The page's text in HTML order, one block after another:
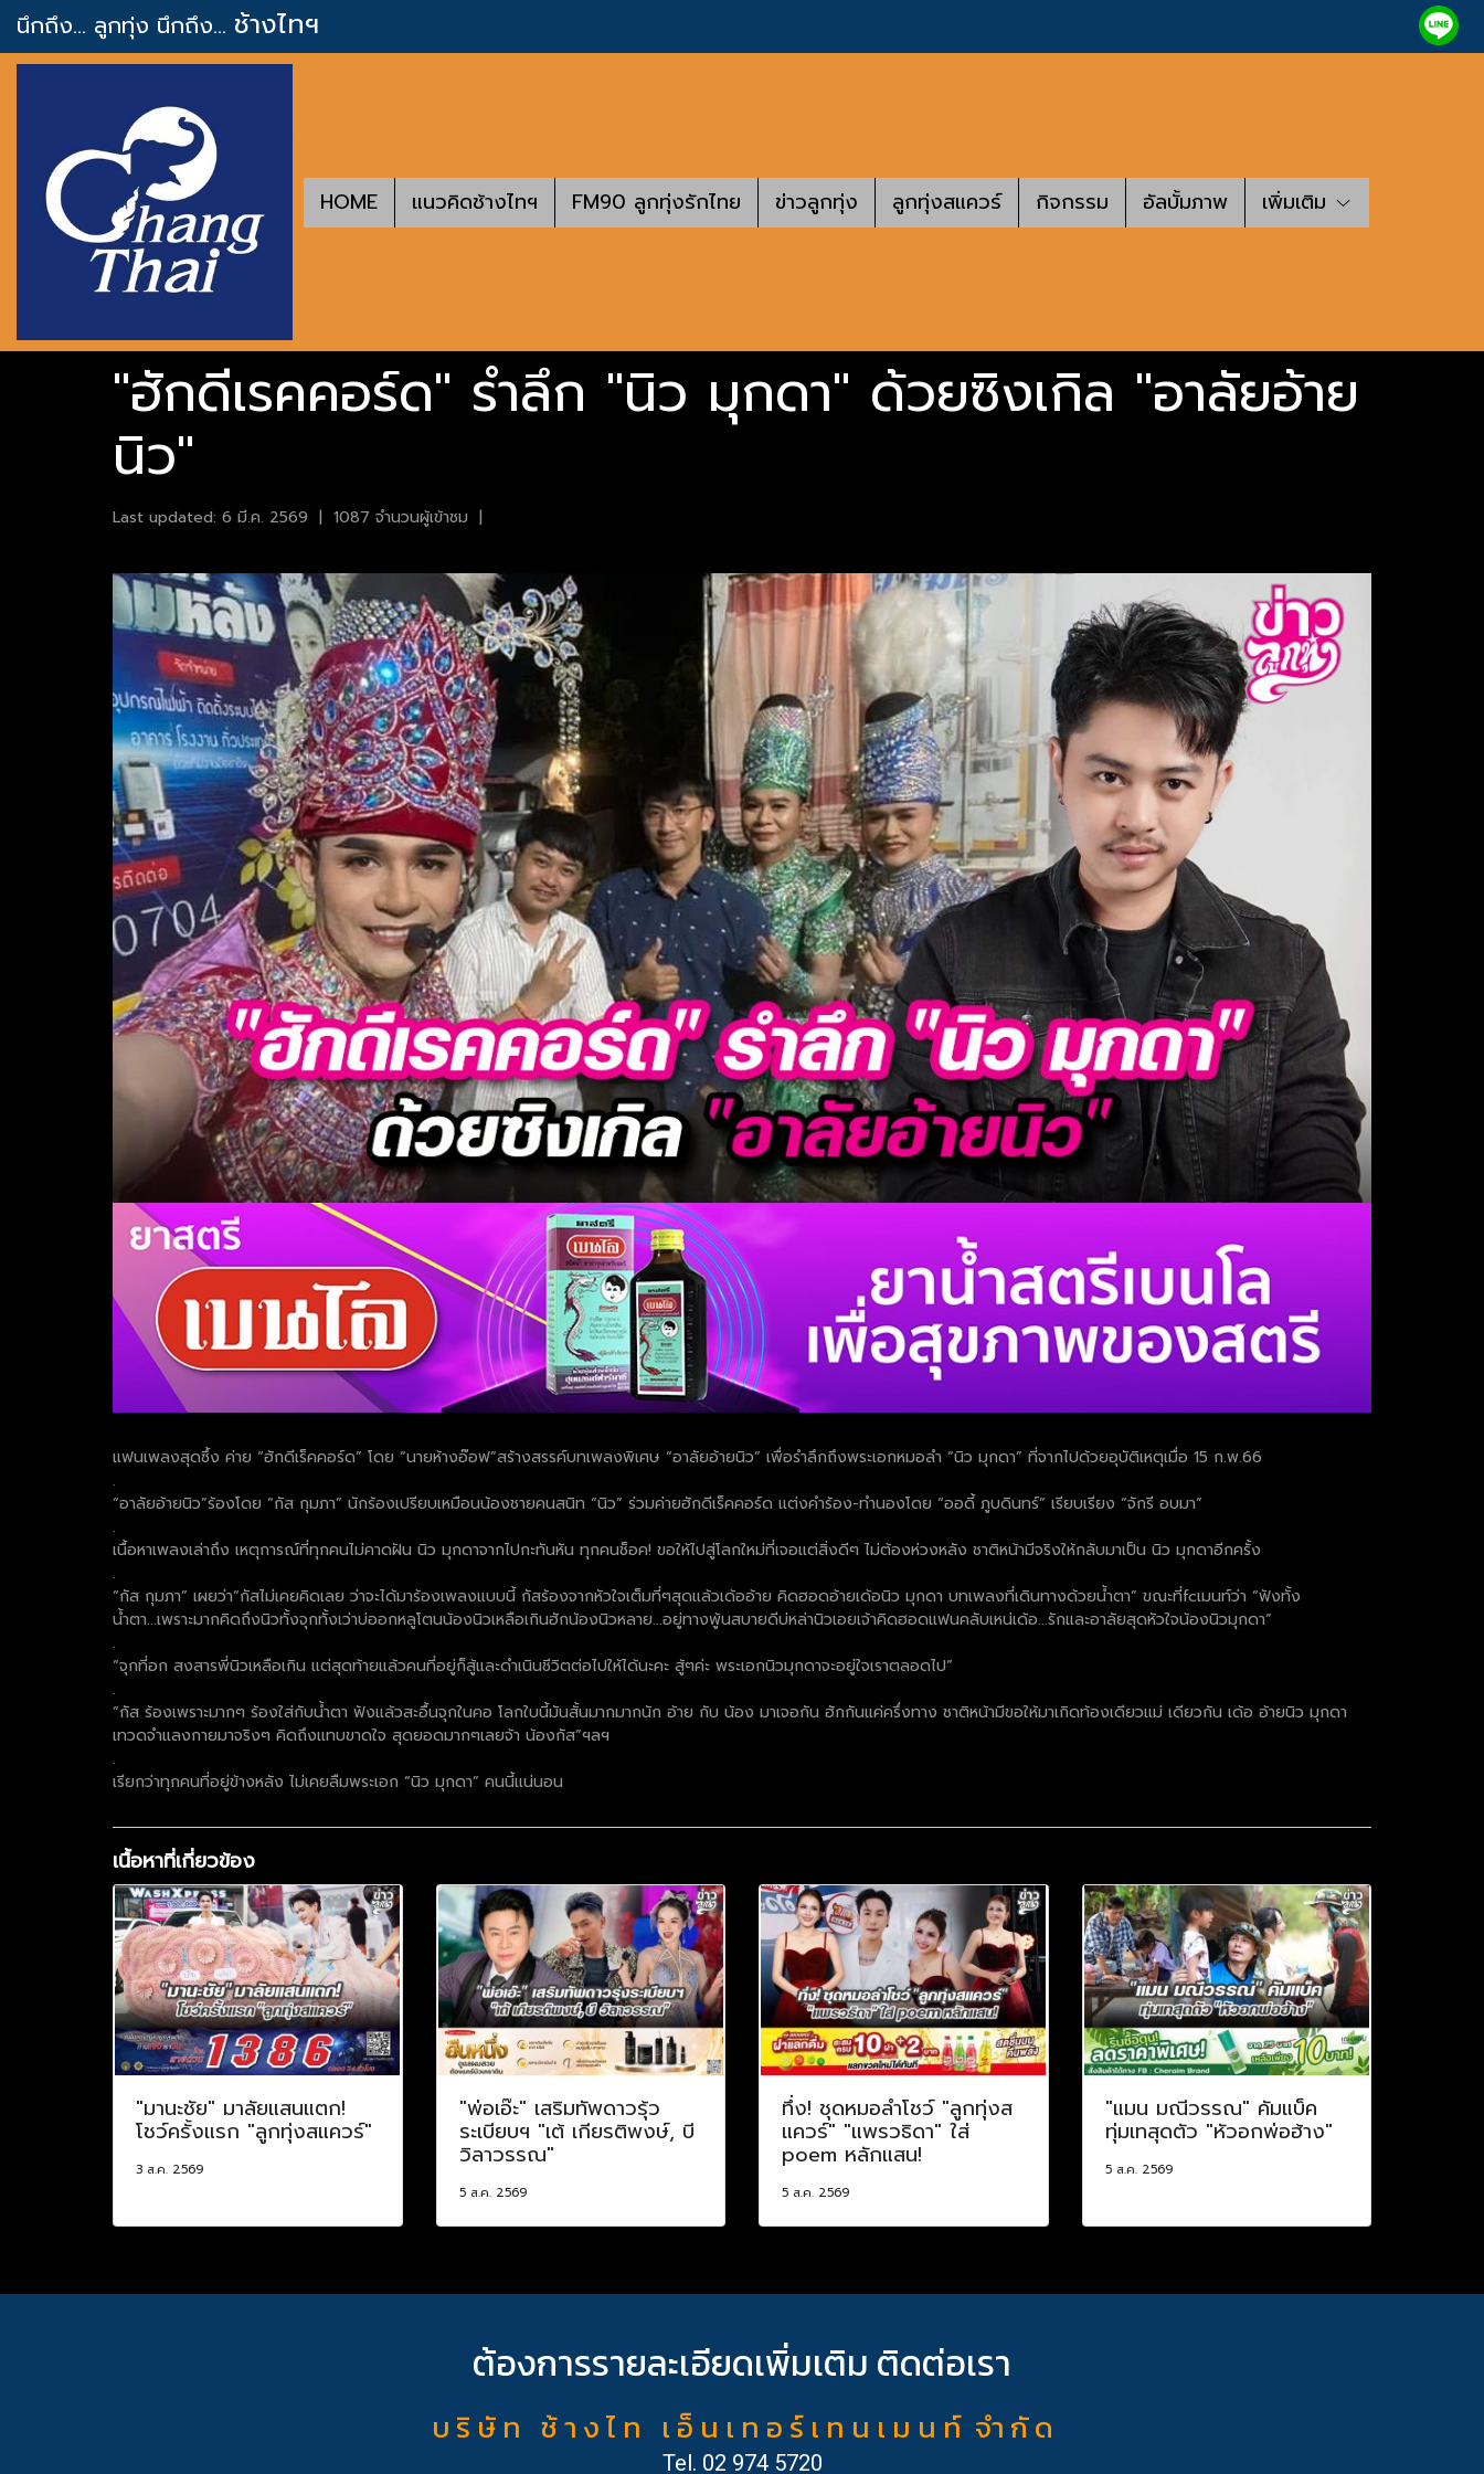
นึกถึง... ลูกทุ่ง นึกถึง... ช้างไทฯ
HOME แนวคิดช้างไทฯ FM90 ลูกทุ่งรักไทย ข่าวลูกทุ่ง ลูกทุ่งสแควร์ กิจกรรม อัลบั้มภาพ เพิ่มเติม
"ฮักดีเรคคอร์ด" รำลึก "นิว มุกดา" ด้วยซิงเกิล "อาลัยอ้าย
นิว"
Last updated: 6 มี.ค. 2569 | 1087 จำนวนผู้เข้าชม |
แฟนเพลงสุดซึ้ง ค่าย “ฮักดีเร็คคอร์ด” โดย “นายห้างอ๊อฟ”สร้างสรรค์บทเพลงพิเศษ “อาลัยอ้ายนิว” เพื่อรำลึกถึงพระเอกหมอลำ “นิว มุกดา” ที่จากไปด้วยอุบัติเหตุเมื่อ 15 ก.พ.66
.
“อาลัยอ้ายนิว”ร้องโดย “กัส กุมภา” นักร้องเปรียบเหมือนน้องชายคนสนิท “นิว” ร่วมค่ายฮักดีเร็คคอร์ด แต่งคำร้อง-ทำนองโดย “ออดี้ ภูบดินทร์” เรียบเรียง “จักรี อบมา”
.
เนื้อหาเพลงเล่าถึง เหตุการณ์ที่ทุกคนไม่คาดฝัน นิว มุกดาจากไปกะทันหัน ทุกคนช็อค! ขอให้ไปสู่โลกใหม่ที่เจอแต่สิ่งดีๆ ไม่ต้องห่วงหลัง ชาติหน้ามีจริงให้กลับมาเป็น นิว มุกดาอีกครั้ง
.
“กัส กุมภา” เผยว่า“กัสไม่เคยคิดเลย ว่าจะได้มาร้องเพลงแบบนี้ กัสร้องจากหัวใจเต็มที่ๆสุดแล้วเด้ออ้าย คิดฮอดอ้ายเด้อนิว มุกดา บทเพลงที่เดินทางด้วยน้ำตา” ขณะที่fcเมนท์ว่า “ฟังทั้ง
น้ำตา...เพราะมากคิดถึงนิวทั้งจุกทั้งเว่าบ่ออกหลูโตนน้องนิวเหลือเกินฮักน้องนิวหลาย...อยู่ทางพู้นสบายดีบ่หล่านิวเอยเจ้าคิดฮอดแฟนคลับเหน่เด้อ...รักและอาลัยสุดหัวใจน้องนิวมุกดา”
.
“จุกที่อก สงสารพี่นิวเหลือเกิน แต่สุดท้ายแล้วคนที่อยู่ก็สู้และดำเนินชีวิตต่อไปให้ได้นะคะ สู้ๆค่ะ พระเอกนิวมุกดาจะอยู่ใจเราตลอดไป”
.
“กัส ร้องเพราะมากๆ ร้องใส่กับน้ำตา ฟังแล้วสะอื้นจุกในคอ โลกใบนี้มันสั้นมากมากนัก อ้าย กับ น้อง มาเจอกัน ฮักกันแค่ครึ่งทาง ชาติหน้ามีขอให้มาเกิดท้องเดียวแม่ เดียวกัน เด้อ อ้ายนิว มุกดา
เทวดจำแลงกายมาจริงๆ คิดถึงแทบขาดใจ สุดยอดมากๆเลยจ้า น้องกัส”ฯลฯ
.
เรียกว่าทุกคนที่อยู่ข้างหลัง ไม่เคยลืมพระเอก “นิว มุกดา” คนนี้แน่นอน
เนื้อหาที่เกี่ยวข้อง
"มานะชัย" มาลัยแสนแตก!
โชว์ครั้งแรก "ลูกทุ่งสแควร์"
3 ส.ค. 2569
"พ่อเอ๊ะ" เสริมทัพดาวรุ้ว
ระเบียบฯ "เต้ เกียรติพงษ์, บี
วิลาวรรณ"
5 ส.ค. 2569
ทึ่ง! ชุดหมอลำโชว์ "ลูกทุ่งส
แควร์" "แพรวธิดา" ใส่
poem หลักแสน!
5 ส.ค. 2569
"แมน มณีวรรณ" คัมแบ็ค
ทุ่มเทสุดตัว "หัวอกพ่อฮ้าง"
5 ส.ค. 2569
ต้องการรายละเอียดเพิ่มเติม ติดต่อเรา
บ ริ ษั ท ช้ า ง ไ ท เ อ็ น เ ท อ ร์ เ ท น เ ม น ท์ จำ กั ด
Tel. 02 974 5720